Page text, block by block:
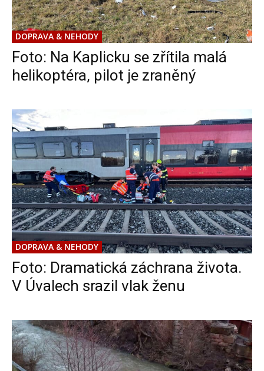
DOPRAVA & NEHODY
Foto: Na Kaplicku se zřítila malá
helikoptéra, pilot je zraněný
DOPRAVA & NEHODY
Foto: Dramatická záchrana života.
V Úvalech srazil vlak ženu